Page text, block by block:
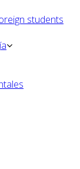
students